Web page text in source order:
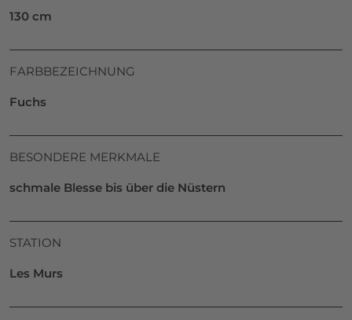
130 cm
FARBBEZEICHNUNG
Fuchs
BESONDERE MERKMALE
schmale Blesse bis über die Nüstern
STATION
Les Murs